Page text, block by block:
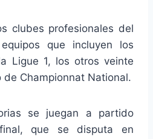
clubes profesionales del
que incluyen los
Ligue 1, los otros veinte
de Championnat National.
se juegan a partido
que se disputa en